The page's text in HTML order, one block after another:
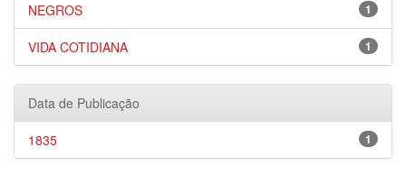
1
NEGROS
1
VIDA COTIDIANA
Data de Publicação
1
1835